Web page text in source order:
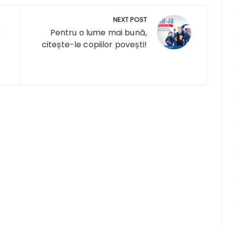
NEXT POST
Pentru o lume mai bună,
citește-le copiilor povești!